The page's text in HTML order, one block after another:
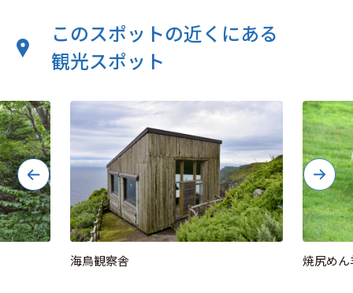
このスポットの近くにある
観光スポット
海鳥観察舎 焼尻め